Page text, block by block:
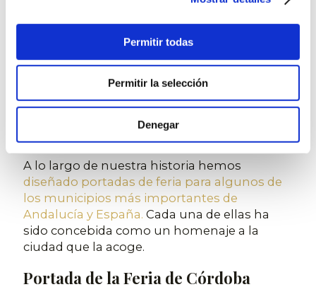
Permitir todas
Permitir la selección
Denegar
un equipo propio de profesionales
altamente cualificados en instalaciones
eléctricas, estructuras de gran formato y
cumple con todos los requisitos de
seguridad exigidos por la normativa vigente.
Nuestras Principales Portadas de
Feria
A lo largo de nuestra historia hemos
diseñado portadas de feria para algunos de
los municipios más importantes de
Andalucía y España. Cada una de ellas ha
sido concebida como un homenaje a la
ciudad que la acoge.
Portada de la Feria de Córdoba